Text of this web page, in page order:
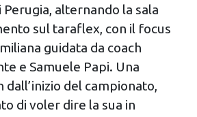
per personalizzare contenuti ed
dei social media e per
Condividiamo inoltre
in cui utilizzi il nostro sito con i
occupano di analisi dei dati web,
i quali potrebbero combinarle
che hai fornito loro o che hanno
Perugia, alternando la sala
sul taraflex, con il focus
guidata da coach
e Samuele Papi. Una
dall’inizio del campionato,
di voler dire la sua in